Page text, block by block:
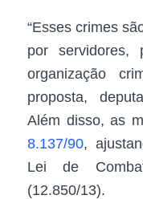
“Esses crimes
por servidores,
organização
proposta,
Além disso, as
8.137/90,
Lei de
(12.850/13).